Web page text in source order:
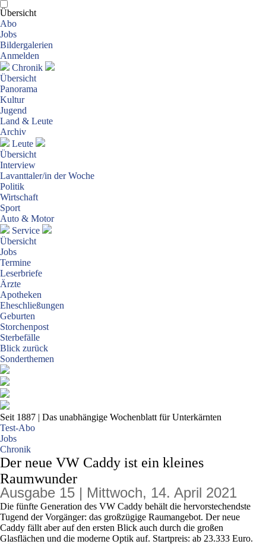
Übersicht
Abo
Jobs
Bildergalerien
Anmelden
Chronik
Übersicht
Panorama
Kultur
Jugend
Land & Leute
Archiv
Leute
Übersicht
Interview
Lavanttaler/in der Woche
Politik
Wirtschaft
Sport
Auto & Motor
Service
Übersicht
Jobs
Termine
Leserbriefe
Ärzte
Apotheken
Eheschließungen
Geburten
Storchenpost
Sterbefälle
Blick zurück
Sonderthemen
Seit 1887 | Das unabhängige Wochenblatt für Unterkärnten
Test-Abo
Jobs
Chronik
Der neue VW Caddy ist ein kleines
Raumwunder
Ausgabe 15 | Mittwoch, 14. April 2021
Die fünfte Generation des VW Caddy behält die hervorstechendste
Tugend der Vorgänger: das großzügige Raumangebot. Der neue
Caddy fällt aber auf den ersten Blick auch durch die großen
Glasflächen und die moderne Optik auf. Startpreis: ab 23.333 Euro.